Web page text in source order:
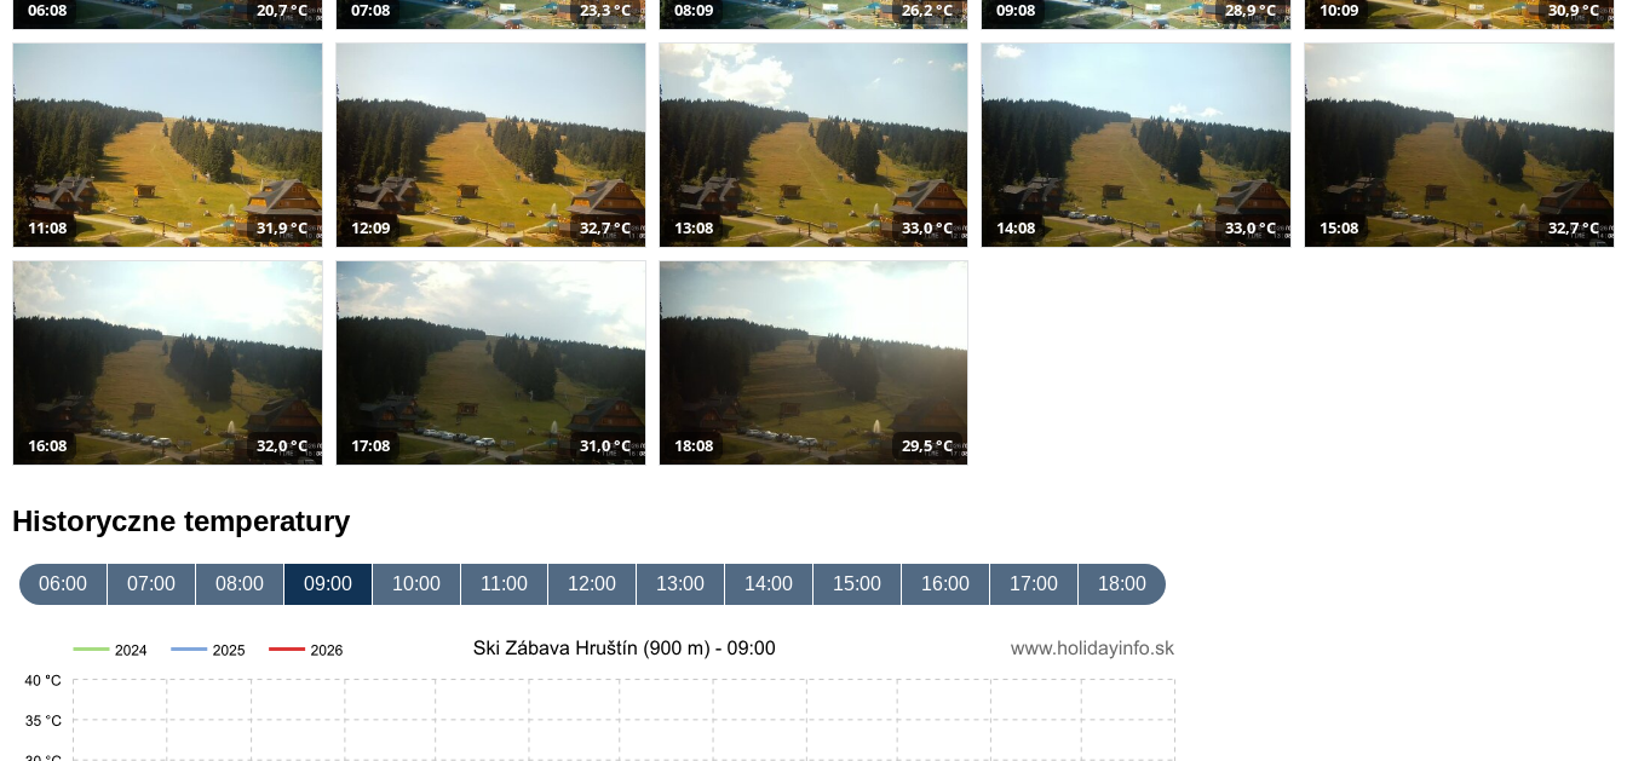
06:08 20,7 °C 07:08 23,3 °C 08:09 26,2 °C 09:08 28,9 °C 10:09 30,9 °C
11:08 31,9 °C 12:09 32,7 °C 13:08 33,0 °C 14:08 33,0 °C 15:08 32,7 °C
16:08 32,0 °C 17:08 31,0 °C 18:08 29,5 °C
Historyczne temperatury
06:00 07:00 08:00 09:00 10:00 11:00 12:00 13:00 14:00 15:00 16:00 17:00 18:00